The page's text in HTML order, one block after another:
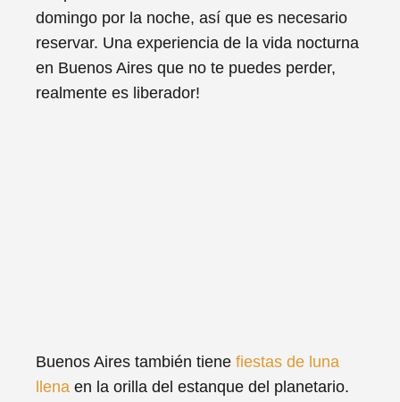
domingo por la noche, así que es necesario
reservar. Una experiencia de la vida nocturna
en Buenos Aires que no te puedes perder,
realmente es liberador!
Buenos Aires también tiene fiestas de luna
llena en la orilla del estanque del planetario.